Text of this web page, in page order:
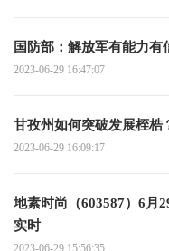
国防部：解放军有能力
2023-06-29 16:47:07
甘孜州如何突破发展桎梏
2023-06-29 16:09:17
地素时尚（603587）6月
实时
2023-06-29 15:56:35